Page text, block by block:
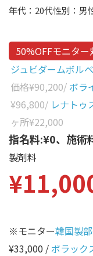
眉間
眉上
目の上
涙袋
眼窩縁（目の下）
ゴルゴライン
鼻
ほうれい線
唇
年代： 20代性別： 男
50%OFFモニター
ジュビダームボル
価格¥90,200/ ボラ
¥96,800/ レナトゥ
ヶ所¥22,000
指名料:¥0、施術
製剤料
※モニター韓国製
¥33,000 / ボラック